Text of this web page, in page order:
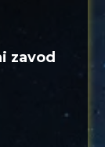
zavod